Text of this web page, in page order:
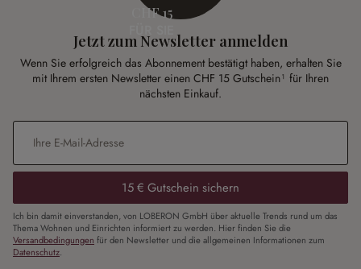
CHF 15
Jetzt zum Newsletter anmelden
Wenn Sie erfolgreich das Abonnement bestätigt haben, erhalten Sie
mit Ihrem ersten Newsletter einen CHF 15 Gutschein¹ für Ihren
nächsten Einkauf.
E-Mail-Adresse
15 € Gutschein sichern
Ich bin damit einverstanden, von LOBERON GmbH über aktuelle Trends rund um das
Thema Wohnen und Einrichten informiert zu werden. Hier finden Sie die
Versandbedingungen für den Newsletter und die allgemeinen Informationen zum
Datenschutz.